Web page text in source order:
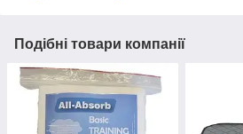
Подібні товари компанії